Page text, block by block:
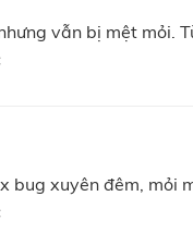
vẫn bị mệt mỏi.
bug xuyên đêm, mỏi